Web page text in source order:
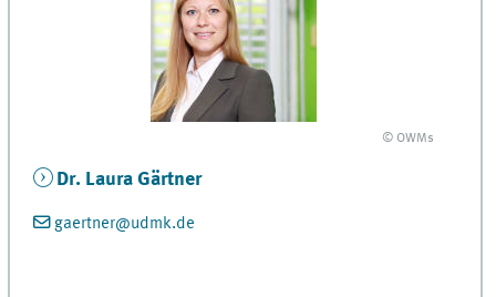
© OWMs
Dr. Laura Gärtner
gaertner@udmk.de